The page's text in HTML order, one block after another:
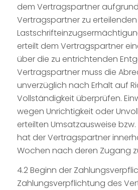
dem Vertragspartner
Vertragspartner zu erteilenden
erteilt dem Vertragspartner
über die zu entrichtenden
Vertragspartner muss die
unverzüglich nach Erhalt auf
Vollständigkeit überprüfen.
wegen Unrichtigkeit oder
erteilten Umsatzausweise
hat der Vertragspartner
Wochen nach deren Zugang
4.2 Beginn der
Zahlungsverpflichtung des